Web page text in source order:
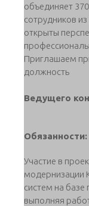
объединяет
сотрудников
открыты
Приглашаем
должность
Ведущего
Обязанности:
Участие в
модернизации
систем на базе
выполняя